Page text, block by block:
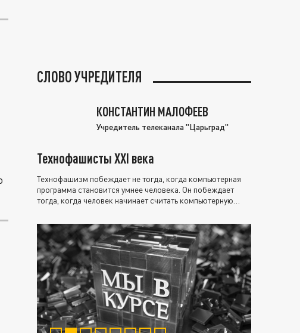
СЛОВО УЧРЕДИТЕЛЯ
КОНСТАНТИН МАЛОФЕЕВ
Учредитель телеканала "Царьград"
Технофашисты XXI века
Технофашизм побеждает не тогда, когда компьютерная
программа становится умнее человека. Он побеждает
тогда, когда человек начинает считать компьютерную